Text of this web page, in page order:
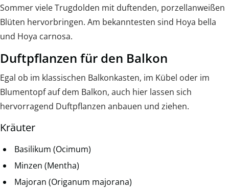
Sommer viele Trugdolden mit duftenden, porzellanweißen
Blüten hervorbringen. Am bekanntesten sind Hoya bella
und Hoya carnosa.
Duftpflanzen für den Balkon
Egal ob im klassischen Balkonkasten, im Kübel oder im
Blumentopf auf dem Balkon, auch hier lassen sich
hervorragend Duftpflanzen anbauen und ziehen.
Kräuter
Basilikum (Ocimum)
Minzen (Mentha)
Majoran (Origanum majorana)